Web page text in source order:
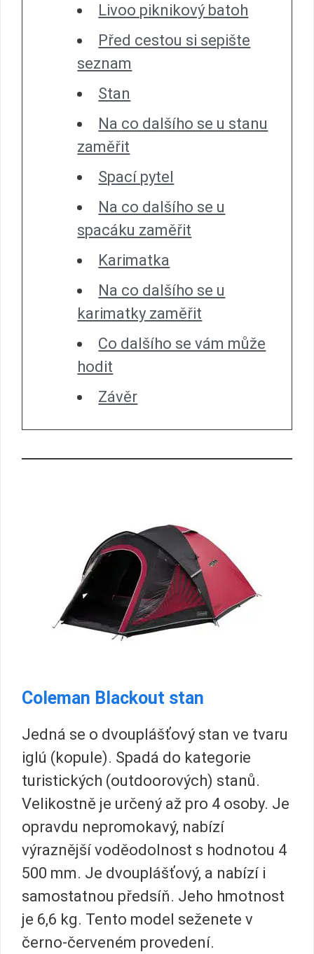
Livoo piknikový batoh
Před cestou si sepište
seznam
Stan
Na co dalšího se u stanu
zaměřit
Spací pytel
Na co dalšího se u
spacáku zaměřit
Karimatka
Na co dalšího se u
karimatky zaměřit
Co dalšího se vám může
hodit
Závěr
Coleman Blackout stan
Jedná se o dvouplášťový stan ve tvaru
iglú (kopule). Spadá do kategorie
turistických (outdoorových) stanů.
Velikostně je určený až pro 4 osoby. Je
opravdu nepromokavý, nabízí
výraznější voděodolnost s hodnotou 4
500 mm. Je dvouplášťový, a nabízí i
samostatnou předsíň. Jeho hmotnost
je 6,6 kg. Tento model seženete v
černo-červeném provedení.